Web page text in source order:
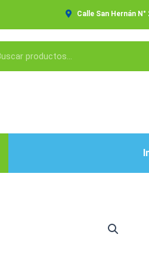
Calle San Hernán